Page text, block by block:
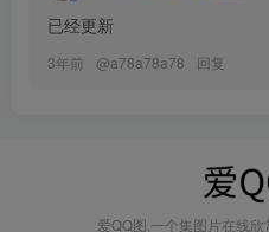
已经更新
3年前 @a78a78a78 回复
爱QQ图,一个集图片在线